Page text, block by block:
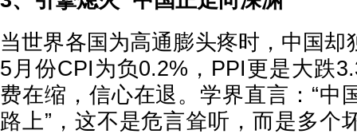
当世界各国为高通膨头疼时，中国却
5月份CPI为负0.2%，PPI更是大跌
费在缩，信心在退。学界直言：“中
路上”，这不是危言耸听，而是多个